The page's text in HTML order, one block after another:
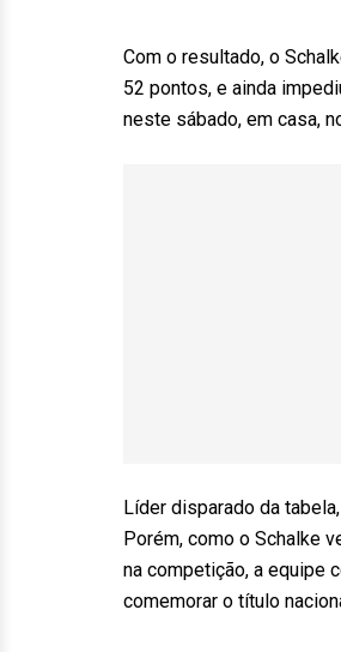
Com o resultado, o
52 pontos, e ainda
neste sábado, em casa,
Líder disparado da
Porém, como o Schalke
na competição, a equipe
comemorar o título